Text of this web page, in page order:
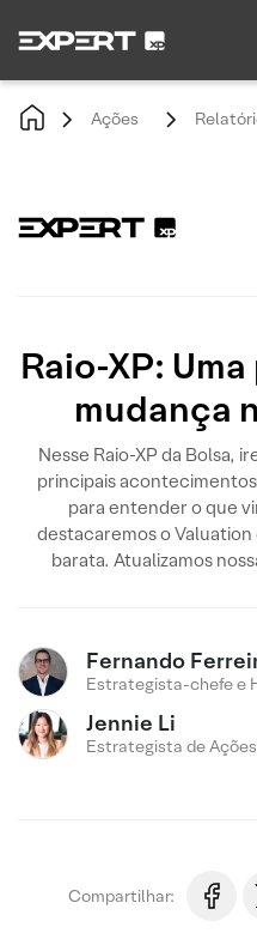
Ações
Raio-XP:
mudança
Nesse Raio-XP da Bolsa,
principais
para entender o que
destacaremos o Valuation
barata. Atualizamos
Fernando
Estrategista-chefe e
Jennie Li
Estrategista de Ações
Compartilhar: